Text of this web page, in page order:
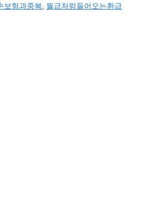
보험과중복, 월급처럼들어오는환급